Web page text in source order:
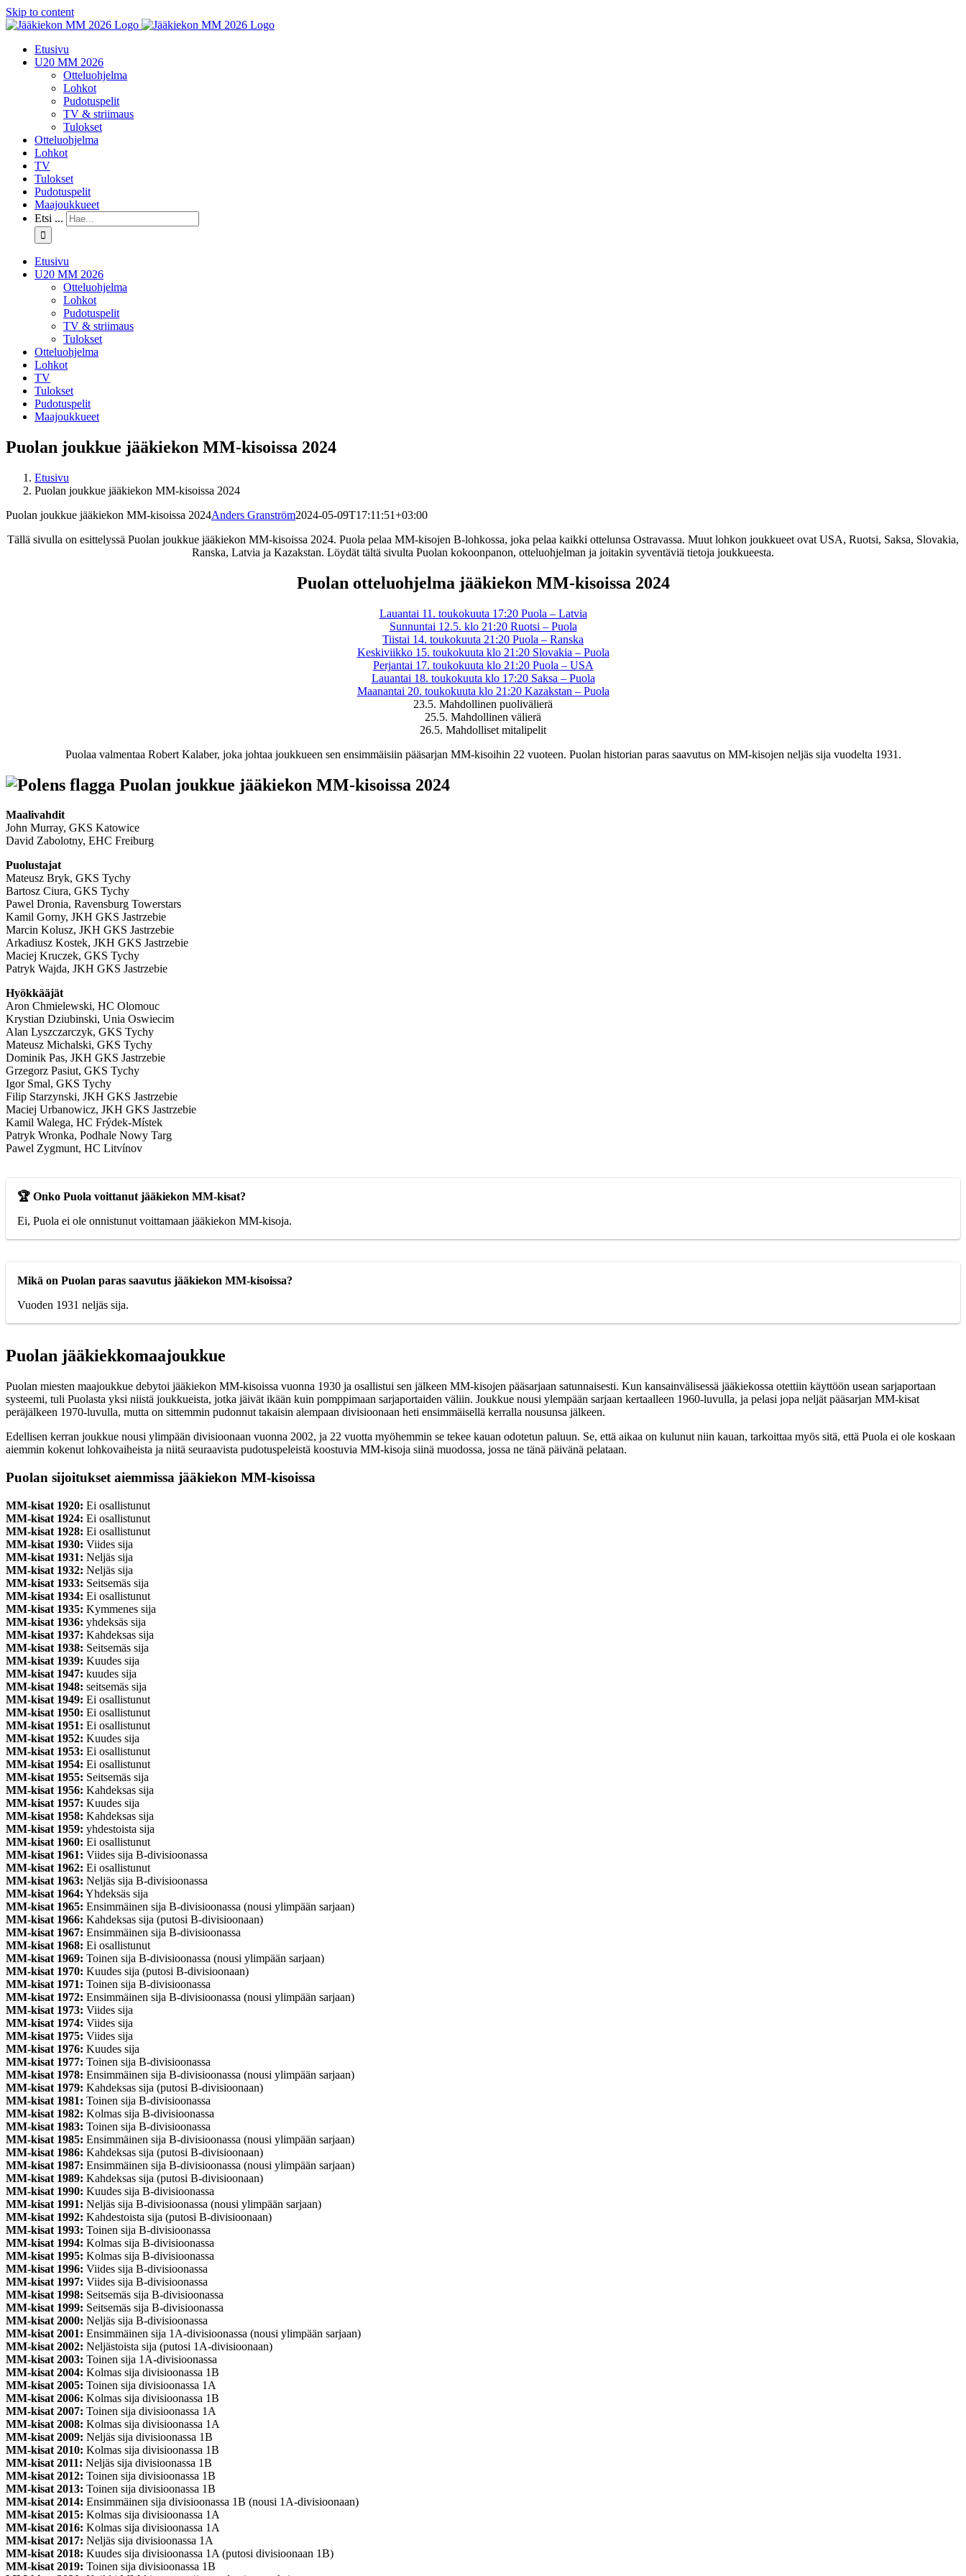
Skip to content
Etusivu
U20 MM 2026
Otteluohjelma
Lohkot
Pudotuspelit
TV & striimaus
Tulokset
Otteluohjelma
Lohkot
TV
Tulokset
Pudotuspelit
Maajoukkueet
Etsi ...
Etusivu
U20 MM 2026
Otteluohjelma
Lohkot
Pudotuspelit
TV & striimaus
Tulokset
Otteluohjelma
Lohkot
TV
Tulokset
Pudotuspelit
Maajoukkueet
Puolan joukkue jääkiekon MM-kisoissa 2024
Etusivu
Puolan joukkue jääkiekon MM-kisoissa 2024
Puolan joukkue jääkiekon MM-kisoissa 2024Anders Granström2024-05-09T17:11:51+03:00
Tällä sivulla on esittelyssä Puolan joukkue jääkiekon MM-kisoissa 2024. Puola pelaa MM-kisojen B-lohkossa, joka pelaa kaikki ottelunsa Ostravassa. Muut lohkon joukkueet ovat USA, Ruotsi, Saksa, Slovakia,
Ranska, Latvia ja Kazakstan. Löydät tältä sivulta Puolan kokoonpanon, otteluohjelman ja joitakin syventäviä tietoja joukkueesta.
Puolan otteluohjelma jääkiekon MM-kisoissa 2024
Lauantai 11. toukokuuta 17:20 Puola – Latvia
Sunnuntai 12.5. klo 21:20 Ruotsi – Puola
Tiistai 14. toukokuuta 21:20 Puola – Ranska
Keskiviikko 15. toukokuuta klo 21:20 Slovakia – Puola
Perjantai 17. toukokuuta klo 21:20 Puola – USA
Lauantai 18. toukokuuta klo 17:20 Saksa – Puola
Maanantai 20. toukokuuta klo 21:20 Kazakstan – Puola
23.5. Mahdollinen puolivälierä
25.5. Mahdollinen välierä
26.5. Mahdolliset mitalipelit
Puolaa valmentaa Robert Kalaber, joka johtaa joukkueen sen ensimmäisiin pääsarjan MM-kisoihin 22 vuoteen. Puolan historian paras saavutus on MM-kisojen neljäs sija vuodelta 1931.
Puolan joukkue jääkiekon MM-kisoissa 2024
Maalivahdit
John Murray, GKS Katowice
David Zabolotny, EHC Freiburg
Puolustajat
Mateusz Bryk, GKS Tychy
Bartosz Ciura, GKS Tychy
Pawel Dronia, Ravensburg Towerstars
Kamil Gorny, JKH GKS Jastrzebie
Marcin Kolusz, JKH GKS Jastrzebie
Arkadiusz Kostek, JKH GKS Jastrzebie
Maciej Kruczek, GKS Tychy
Patryk Wajda, JKH GKS Jastrzebie
Hyökkääjät
Aron Chmielewski, HC Olomouc
Krystian Dziubinski, Unia Oswiecim
Alan Lyszczarczyk, GKS Tychy
Mateusz Michalski, GKS Tychy
Dominik Pas, JKH GKS Jastrzebie
Grzegorz Pasiut, GKS Tychy
Igor Smal, GKS Tychy
Filip Starzynski, JKH GKS Jastrzebie
Maciej Urbanowicz, JKH GKS Jastrzebie
Kamil Walega, HC Frýdek-Místek
Patryk Wronka, Podhale Nowy Targ
Pawel Zygmunt, HC Litvínov
🏆 Onko Puola voittanut jääkiekon MM-kisat?
Ei, Puola ei ole onnistunut voittamaan jääkiekon MM-kisoja.
Mikä on Puolan paras saavutus jääkiekon MM-kisoissa?
Vuoden 1931 neljäs sija.
Puolan jääkiekkomaajoukkue
Puolan miesten maajoukkue debytoi jääkiekon MM-kisoissa vuonna 1930 ja osallistui sen jälkeen MM-kisojen pääsarjaan satunnaisesti. Kun kansainvälisessä jääkiekossa otettiin käyttöön usean sarjaportaan
systeemi, tuli Puolasta yksi niistä joukkueista, jotka jäivät ikään kuin pomppimaan sarjaportaiden väliin. Joukkue nousi ylempään sarjaan kertaalleen 1960-luvulla, ja pelasi jopa neljät pääsarjan MM-kisat
peräjälkeen 1970-luvulla, mutta on sittemmin pudonnut takaisin alempaan divisioonaan heti ensimmäisellä kerralla nousunsa jälkeen.
Edellisen kerran joukkue nousi ylimpään divisioonaan vuonna 2002, ja 22 vuotta myöhemmin se tekee kauan odotetun paluun. Se, että aikaa on kulunut niin kauan, tarkoittaa myös sitä, että Puola ei ole koskaan
aiemmin kokenut lohkovaiheista ja niitä seuraavista pudotuspeleistä koostuvia MM-kisoja siinä muodossa, jossa ne tänä päivänä pelataan.
Puolan sijoitukset aiemmissa jääkiekon MM-kisoissa
MM-kisat 1920: Ei osallistunut
MM-kisat 1924: Ei osallistunut
MM-kisat 1928: Ei osallistunut
MM-kisat 1930: Viides sija
MM-kisat 1931: Neljäs sija
MM-kisat 1932: Neljäs sija
MM-kisat 1933: Seitsemäs sija
MM-kisat 1934: Ei osallistunut
MM-kisat 1935: Kymmenes sija
MM-kisat 1936: yhdeksäs sija
MM-kisat 1937: Kahdeksas sija
MM-kisat 1938: Seitsemäs sija
MM-kisat 1939: Kuudes sija
MM-kisat 1947: kuudes sija
MM-kisat 1948: seitsemäs sija
MM-kisat 1949: Ei osallistunut
MM-kisat 1950: Ei osallistunut
MM-kisat 1951: Ei osallistunut
MM-kisat 1952: Kuudes sija
MM-kisat 1953: Ei osallistunut
MM-kisat 1954: Ei osallistunut
MM-kisat 1955: Seitsemäs sija
MM-kisat 1956: Kahdeksas sija
MM-kisat 1957: Kuudes sija
MM-kisat 1958: Kahdeksas sija
MM-kisat 1959: yhdestoista sija
MM-kisat 1960: Ei osallistunut
MM-kisat 1961: Viides sija B-divisioonassa
MM-kisat 1962: Ei osallistunut
MM-kisat 1963: Neljäs sija B-divisioonassa
MM-kisat 1964: Yhdeksäs sija
MM-kisat 1965: Ensimmäinen sija B-divisioonassa (nousi ylimpään sarjaan)
MM-kisat 1966: Kahdeksas sija (putosi B-divisioonaan)
MM-kisat 1967: Ensimmäinen sija B-divisioonassa
MM-kisat 1968: Ei osallistunut
MM-kisat 1969: Toinen sija B-divisioonassa (nousi ylimpään sarjaan)
MM-kisat 1970: Kuudes sija (putosi B-divisioonaan)
MM-kisat 1971: Toinen sija B-divisioonassa
MM-kisat 1972: Ensimmäinen sija B-divisioonassa (nousi ylimpään sarjaan)
MM-kisat 1973: Viides sija
MM-kisat 1974: Viides sija
MM-kisat 1975: Viides sija
MM-kisat 1976: Kuudes sija
MM-kisat 1977: Toinen sija B-divisioonassa
MM-kisat 1978: Ensimmäinen sija B-divisioonassa (nousi ylimpään sarjaan)
MM-kisat 1979: Kahdeksas sija (putosi B-divisioonaan)
MM-kisat 1981: Toinen sija B-divisioonassa
MM-kisat 1982: Kolmas sija B-divisioonassa
MM-kisat 1983: Toinen sija B-divisioonassa
MM-kisat 1985: Ensimmäinen sija B-divisioonassa (nousi ylimpään sarjaan)
MM-kisat 1986: Kahdeksas sija (putosi B-divisioonaan)
MM-kisat 1987: Ensimmäinen sija B-divisioonassa (nousi ylimpään sarjaan)
MM-kisat 1989: Kahdeksas sija (putosi B-divisioonaan)
MM-kisat 1990: Kuudes sija B-divisioonassa
MM-kisat 1991: Neljäs sija B-divisioonassa (nousi ylimpään sarjaan)
MM-kisat 1992: Kahdestoista sija (putosi B-divisioonaan)
MM-kisat 1993: Toinen sija B-divisioonassa
MM-kisat 1994: Kolmas sija B-divisioonassa
MM-kisat 1995: Kolmas sija B-divisioonassa
MM-kisat 1996: Viides sija B-divisioonassa
MM-kisat 1997: Viides sija B-divisioonassa
MM-kisat 1998: Seitsemäs sija B-divisioonassa
MM-kisat 1999: Seitsemäs sija B-divisioonassa
MM-kisat 2000: Neljäs sija B-divisioonassa
MM-kisat 2001: Ensimmäinen sija 1A-divisioonassa (nousi ylimpään sarjaan)
MM-kisat 2002: Neljästoista sija (putosi 1A-divisioonaan)
MM-kisat 2003: Toinen sija 1A-divisioonassa
MM-kisat 2004: Kolmas sija divisioonassa 1B
MM-kisat 2005: Toinen sija divisioonassa 1A
MM-kisat 2006: Kolmas sija divisioonassa 1B
MM-kisat 2007: Toinen sija divisioonassa 1A
MM-kisat 2008: Kolmas sija divisioonassa 1A
MM-kisat 2009: Neljäs sija divisioonassa 1B
MM-kisat 2010: Kolmas sija divisioonassa 1B
MM-kisat 2011: Neljäs sija divisioonassa 1B
MM-kisat 2012: Toinen sija divisioonassa 1B
MM-kisat 2013: Toinen sija divisioonassa 1B
MM-kisat 2014: Ensimmäinen sija divisioonassa 1B (nousi 1A-divisioonaan)
MM-kisat 2015: Kolmas sija divisioonassa 1A
MM-kisat 2016: Kolmas sija divisioonassa 1A
MM-kisat 2017: Neljäs sija divisioonassa 1A
MM-kisat 2018: Kuudes sija divisioonassa 1A (putosi divisioonaan 1B)
MM-kisat 2019: Toinen sija divisioonassa 1B